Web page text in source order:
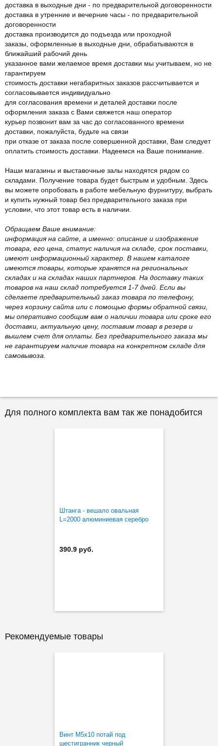
доставка в выходные дни - по предварительной договоренности
доставка в утренние и вечерние часы - по предварительной
договоренности
доставка производится до подъезда или проходной
заказы, оформленные в выходные дни, обрабатываются в
ближайший рабочий день
указанное вами желаемое время доставки мы учитываем, но не
гарантируем
стоимость доставки негабаритных заказов рассчитывается и
согласовывается индивидуально
для согласования времени и деталей доставки после
оформления заказа с Вами свяжется наш оператор
курьер позвонит вам за час до согласованного времени
доставки, пожалуйста, будьте на связи
при отказе от заказа после совершенной доставки, Вам следует
оплатить стоимость доставки. Надеемся на Ваше понимание.
Наши магазины и выставочные залы находятся рядом со
складами. Получение товара будет быстрым и удобным. Здесь
вы можете опробовать в работе мебельную фурнитуру, выбрать
и купить нужный товар без предварительного заказа при
условии, что этот товар есть в наличии.
Обращаем Ваше внимание:
информация на сайте, а именно: описание и изображение
товара, его цена, статус наличия на складе, срок поставки,
имеют информационный характер. В нашем каталоге
имеются товары, которые хранятся на региональных
складах и на складах наших партнеров. На доставку таких
товаров на наш склад потребуется 1-7 дней. Если вы
сделаете предварительный заказ товара по телефону,
через корзину сайта или с помощью формы обратной связи,
мы оперативно сообщим вам о наличии товара или сроке его
доставки, актуальную цену, поставим товар в резерв и
вышлем счет для оплаты. Без предварительного заказа мы
не гарантируем наличие товара на конкретном складе для
самовывоза.
Для полного комплекта вам так же понадобится
Штанга - вешало овальная
L=2000 алюминиевая серебро
390.9 руб.
Рекомендуемые товары
Винт М5х10 потай под
шестигранник черный